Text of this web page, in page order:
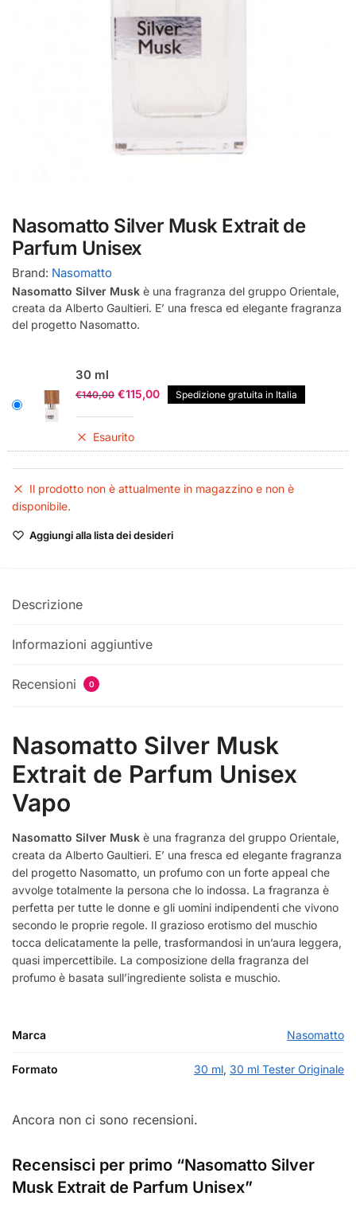
Nasomatto Silver Musk Extrait de
Parfum Unisex
Brand: Nasomatto
Nasomatto Silver Musk è una fragranza del gruppo Orientale,
creata da Alberto Gaultieri. E’ una fresca ed elegante fragranza
del progetto Nasomatto.
30 ml
€140,00 Il
era:
€115,00Il
Spedizione gratuita in Italia
Esaurito
Il prodotto non è attualmente in magazzino e non è
disponibile.
Aggiungi alla lista dei desideri
Descrizione
Informazioni aggiuntive
Recensioni 0
Nasomatto Silver Musk
Extrait de Parfum Unisex
Vapo
Nasomatto Silver Musk è una fragranza del gruppo Orientale,
creata da Alberto Gaultieri. E’ una fresca ed elegante fragranza
del progetto Nasomatto, un profumo con un forte appeal che
avvolge totalmente la persona che lo indossa. La fragranza è
perfetta per tutte le donne e gli uomini indipendenti che vivono
secondo le proprie regole. Il grazioso erotismo del muschio
tocca delicatamente la pelle, trasformandosi in un’aura leggera,
quasi impercettibile. La composizione della fragranza del
profumo è basata sull’ingrediente solista e muschio.
Marca Nasomatto
Formato 30 ml, 30 ml Tester Originale
Ancora non ci sono recensioni.
Recensisci per primo “Nasomatto Silver
Musk Extrait de Parfum Unisex”